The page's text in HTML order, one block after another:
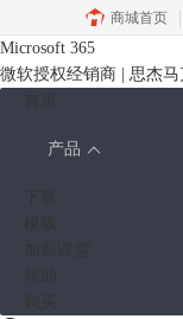
商城首页
Microsoft 365
微软授权经销商 | 思杰马
产品